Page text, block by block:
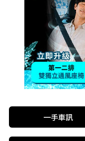
一手車訊